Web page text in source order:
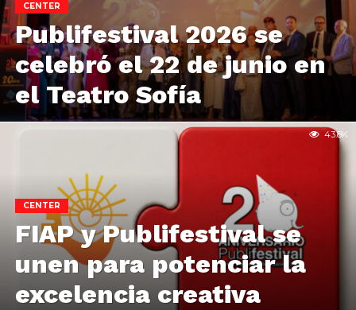
CENTER
Publifestival 2026 se
celebró el 22 de junio en
el Teatro Sofía
CENTER
FIAP y Publifestival se
unen para potenciar la
excelencia creativa
43.8K